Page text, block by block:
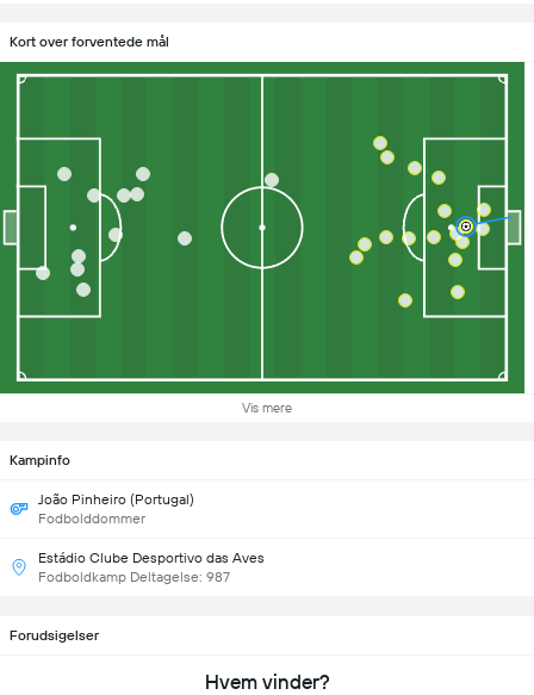
Kort over forventede mål
Vis mere
Kampinfo
João Pinheiro (Portugal)
Fodbolddommer
Estádio Clube Desportivo das Aves
Fodboldkamp Deltagelse: 987
Forudsigelser
Hvem vinder?